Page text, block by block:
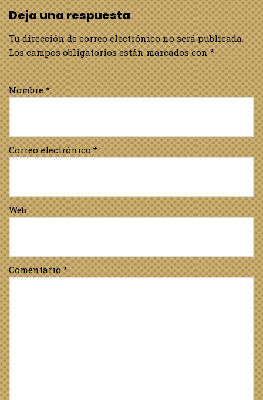
Deja una respuesta
Tu dirección de correo electrónico no será publicada.
Los campos obligatorios están marcados con*
Nombre*
Correo electrónico*
Web
Comentario*